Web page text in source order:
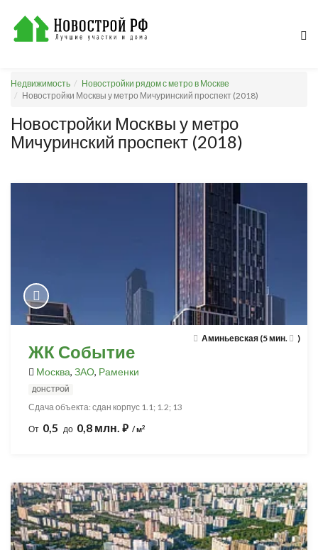
Недвижимость
Новостройки рядом с метро в Москве
Новостройки Москвы у метро Мичуринский проспект (2018)
Новостройки Москвы у метро
Мичуринский проспект (2018)
Аминьевская (5 мин. )
ЖК Событие
Москва, ЗАО, Раменки
ДОНСТРОЙ
Сдача объекта: сдан корпус 1.1; 1.2; 13
От 0,5 до 0,8 млн. ⃏ / м2